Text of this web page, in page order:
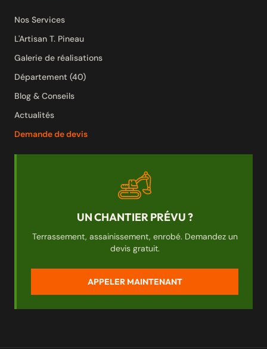
Nos Services
L'Artisan T. Pineau
Galerie de réalisations
Département (40)
Blog & Conseils
Actualités
Demande de devis
UN CHANTIER PRÉVU ?
Terrassement, assainissement, enrobé. Demandez un
devis gratuit.
APPELER MAINTENANT